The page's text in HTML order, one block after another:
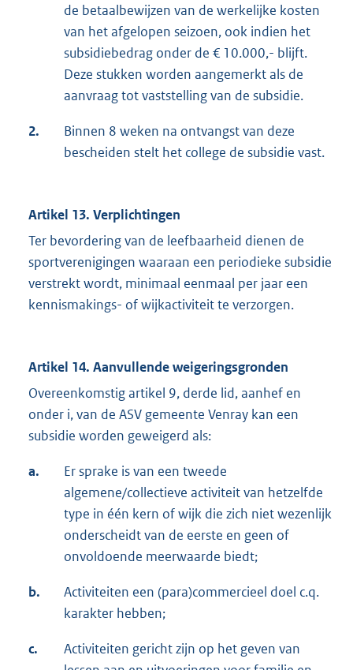
de betaalbewijzen van de werkelijke kosten
van het afgelopen seizoen, ook indien het
subsidiebedrag onder de € 10.000,- blijft.
Deze stukken worden aangemerkt als de
aanvraag tot vaststelling van de subsidie.
2.
Binnen 8 weken na ontvangst van deze
bescheiden stelt het college de subsidie vast.
Artikel 13. Verplichtingen
Ter bevordering van de leefbaarheid dienen de
sportverenigingen waaraan een periodieke subsidie
verstrekt wordt, minimaal eenmaal per jaar een
kennismakings- of wijkactiviteit te verzorgen.
Artikel 14. Aanvullende weigeringsgronden
Overeenkomstig artikel 9, derde lid, aanhef en
onder i, van de ASV gemeente Venray kan een
subsidie worden geweigerd als:
a.
Er sprake is van een tweede
algemene/collectieve activiteit van hetzelfde
type in één kern of wijk die zich niet wezenlijk
onderscheidt van de eerste en geen of
onvoldoende meerwaarde biedt;
b.
Activiteiten een (para)commercieel doel c.q.
karakter hebben;
c.
Activiteiten gericht zijn op het geven van